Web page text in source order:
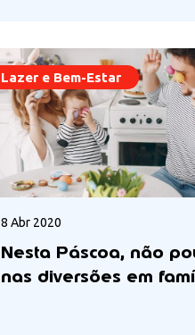
Lazer e Bem-Estar
8 Abr 2020
Nesta Páscoa, não
nas diversões em